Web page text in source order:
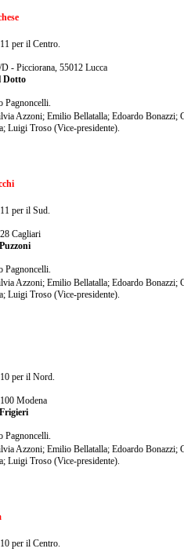
per il Centro.
- Picciorana, 55012 Lucca
Dotto
Pagnoncelli.
Azzoni; Emilio Bellatalla; Edoardo
Luigi Troso (Vice-presidente).
per il Sud.
Cagliari
Pagnoncelli.
Azzoni; Emilio Bellatalla; Edoardo
Luigi Troso (Vice-presidente).
per il Nord.
Modena
Pagnoncelli.
Azzoni; Emilio Bellatalla; Edoardo
Luigi Troso (Vice-presidente).
per il Centro.